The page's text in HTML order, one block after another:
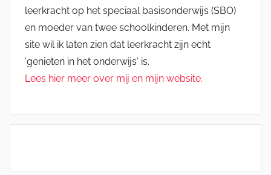
leerkracht op het speciaal basisonderwijs (SBO)
en moeder van twee schoolkinderen. Met mijn
site wil ik laten zien dat leerkracht zijn echt
'genieten in het onderwijs' is.
Lees hier meer over mij en mijn website.